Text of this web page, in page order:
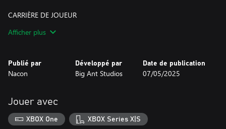
CARRIÈRE DE JOUEUR
mode Carrière de Joueur. Vivez le voyage complet - des rêves de
étape franchie dans l’AFL ou l’AFLW. C'est votre histoire. Votre
carrière. Votre moment.
Avec des mécanismes de jeu mis à jour, le défi est désormais
encore plus grand et les moments encore plus inoubliables
lorsque vous prenez les rênes en tant qu'entraîneur et façonnez
Afficher plus
Publié par
Nacon
Développé par
Big Ant Studios
Date de publication
07/05/2025
Jouer avec
XBOX One XBOX Series X|S